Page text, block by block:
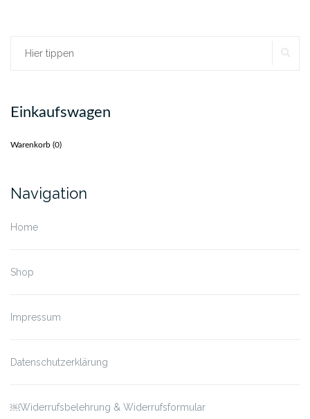
Suchen
Einkaufswagen
Warenkorb (0)
Navigation
Home
Shop
Impressum
Datenschutzerklärung
￼Widerrufsbelehrung & Widerrufsformular